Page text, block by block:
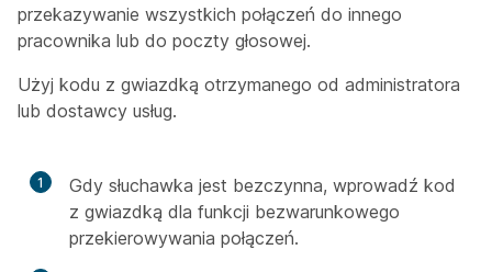
przekazywanie wszystkich połączeń do innego
pracownika lub do poczty głosowej.
Użyj kodu z gwiazdką otrzymanego od administratora
lub dostawcy usług.
1
Gdy słuchawka jest bezczynna, wprowadź kod
z gwiazdką dla funkcji bezwarunkowego
przekierowywania połączeń.